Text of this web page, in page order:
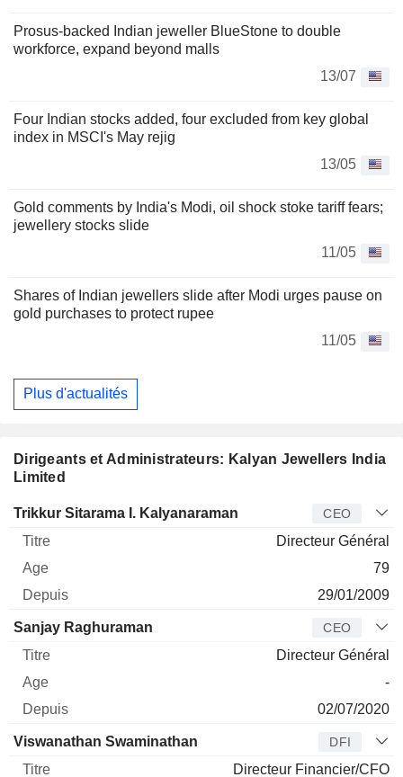
Prosus-backed Indian jeweller BlueStone to double
workforce, expand beyond malls
13/07
Four Indian stocks added, four excluded from key global
index in MSCI's May rejig
13/05
Gold comments by India's Modi, oil shock stoke tariff fears;
jewellery stocks slide
11/05
Shares of Indian jewellers slide after Modi urges pause on
gold purchases to protect rupee
11/05
Plus d'actualités
Dirigeants et Administrateurs: Kalyan Jewellers India
Limited
Dirigeant Titre Age Depuis
Trikkur Sitarama I. Kalyanaraman CEO
Directeur Général
79
29/01/2009
Sanjay Raghuraman CEO
Directeur Général
-
02/07/2020
Viswanathan Swaminathan DFI
Directeur Financier/CFO